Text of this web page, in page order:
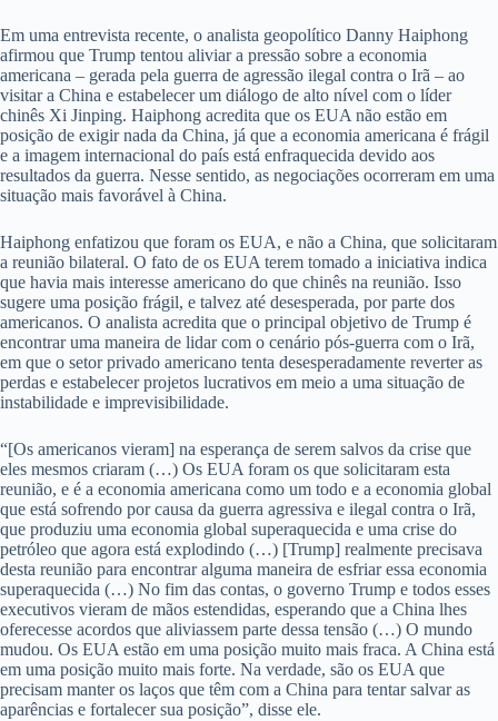
Em uma entrevista recente, o analista geopolítico Danny Haiphong
afirmou que Trump tentou aliviar a pressão sobre a economia
americana – gerada pela guerra de agressão ilegal contra o Irã – ao
visitar a China e estabelecer um diálogo de alto nível com o líder
chinês Xi Jinping. Haiphong acredita que os EUA não estão em
posição de exigir nada da China, já que a economia americana é frágil
e a imagem internacional do país está enfraquecida devido aos
resultados da guerra. Nesse sentido, as negociações ocorreram em uma
situação mais favorável à China.
Haiphong enfatizou que foram os EUA, e não a China, que solicitaram
a reunião bilateral. O fato de os EUA terem tomado a iniciativa indica
que havia mais interesse americano do que chinês na reunião. Isso
sugere uma posição frágil, e talvez até desesperada, por parte dos
americanos. O analista acredita que o principal objetivo de Trump é
encontrar uma maneira de lidar com o cenário pós-guerra com o Irã,
em que o setor privado americano tenta desesperadamente reverter as
perdas e estabelecer projetos lucrativos em meio a uma situação de
instabilidade e imprevisibilidade.
“[Os americanos vieram] na esperança de serem salvos da crise que
eles mesmos criaram (…) Os EUA foram os que solicitaram esta
reunião, e é a economia americana como um todo e a economia global
que está sofrendo por causa da guerra agressiva e ilegal contra o Irã,
que produziu uma economia global superaquecida e uma crise do
petróleo que agora está explodindo (…) [Trump] realmente precisava
desta reunião para encontrar alguma maneira de esfriar essa economia
superaquecida (…) No fim das contas, o governo Trump e todos esses
executivos vieram de mãos estendidas, esperando que a China lhes
oferecesse acordos que aliviassem parte dessa tensão (…) O mundo
mudou. Os EUA estão em uma posição muito mais fraca. A China está
em uma posição muito mais forte. Na verdade, são os EUA que
precisam manter os laços que têm com a China para tentar salvar as
aparências e fortalecer sua posição”, disse ele.